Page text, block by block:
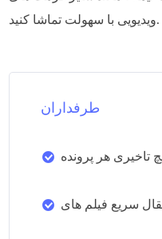
ویدیویی با سهولت تماشا کنید.
طرفداران